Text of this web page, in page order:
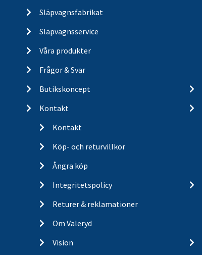
Släpvagnsfabrikat
Släpvagnsservice
Våra produkter
Frågor & Svar
Butikskoncept
Kontakt
Kontakt
Köp- och returvillkor
Ångra köp
Integritetspolicy
Returer & reklamationer
Om Valeryd
Vision